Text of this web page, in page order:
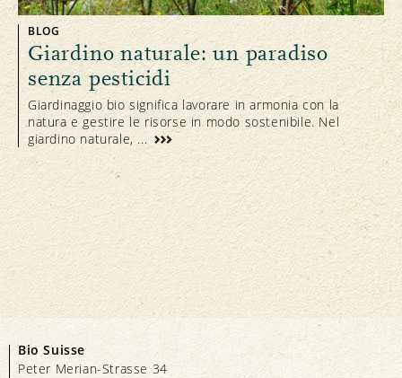
BLOG
Giardino naturale: un paradiso
senza pesticidi
Giardinaggio bio significa lavorare in armonia con la
natura e gestire le risorse in modo sostenibile. Nel
giardino naturale, ...
Bio Suisse
Peter Merian-Strasse 34